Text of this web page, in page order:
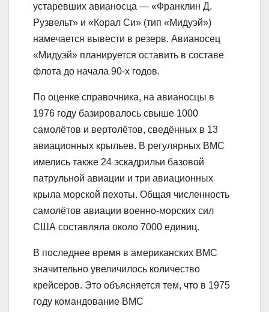
устаревших авианосца — «Франклин Д.
Рузвельт» и «Корал Си» (тип «Мидуэй»)
намечается вывести в резерв. Авианосец
«Мидуэй» планируется оставить в составе
флота до начала 90-х годов.
По оценке справочника, на авианосцы в
1976 году базировалось свыше 1000
самолётов и вертолётов, сведённых в 13
авиационных крыльев. В регулярных ВМС
имелись также 24 эскадрильи базовой
патрульной авиации и три авиационных
крыла морской пехоты. Общая численность
самолётов авиации военно-морских сил
США составляла около 7000 единиц.
В последнее время в американских ВМС
значительно увеличилось количество
крейсеров. Это объясняется тем, что в 1975
году командование ВМС